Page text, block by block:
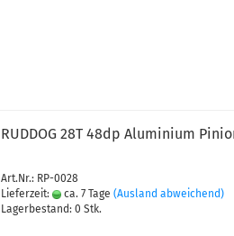
RUDDOG 28T 48dp Aluminium
Art.Nr.: RP-0028
Lieferzeit:
ca. 7 Tage (Ausland abweichend)
Lagerbestand: 0 Stk.